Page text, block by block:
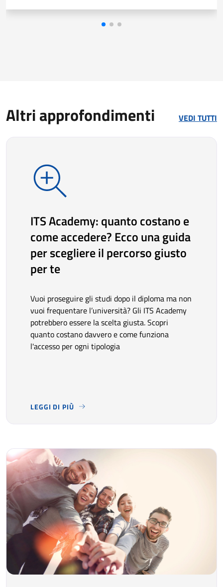
Altri approfondimenti VEDI TUTTI
ITS Academy: quanto costano e
come accedere? Ecco una guida
per scegliere il percorso giusto
per te
Vuoi proseguire gli studi dopo il diploma ma non
vuoi frequentare l’università? Gli ITS Academy
potrebbero essere la scelta giusta. Scopri
quanto costano davvero e come funziona
l'accesso per ogni tipologia
LEGGI DI PIÙ
VUOI PROSEGUIRE GLI STUDI DOPO IL DIPLOMA MA